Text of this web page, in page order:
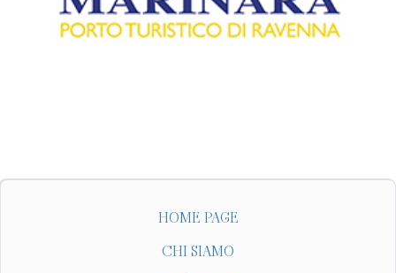
HOME PAGE
CHI SIAMO